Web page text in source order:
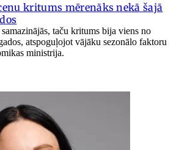
kritums mērenāks nekā šajā
taču kritums bija viens no
atspoguļojot vājāku sezonālo faktoru
ministrija.